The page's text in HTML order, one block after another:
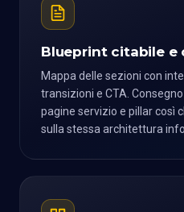
Blueprint citabile e
Mappa delle sezioni con
transizioni e CTA.
pagine servizio e pillar così
sulla stessa architettura